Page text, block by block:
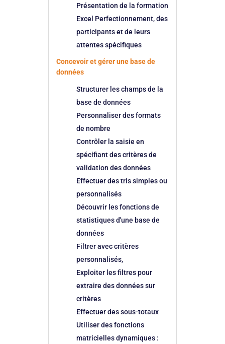
Présentation de la formation
Excel Perfectionnement, des
participants et de leurs
attentes spécifiques
Concevoir et gérer une base de
données
Structurer les champs de la
base de données
Personnaliser des formats
de nombre
Contrôler la saisie en
spécifiant des critères de
validation des données
Effectuer des tris simples ou
personnalisés
Découvrir les fonctions de
statistiques d'une base de
données
Filtrer avec critères
personnalisés,
Exploiter les filtres pour
extraire des données sur
critères
Effectuer des sous-totaux
Utiliser des fonctions
matricielles dynamiques :